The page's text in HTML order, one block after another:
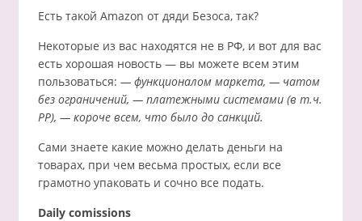
Есть такой Amazon от дяди Безоса, так?
Некоторые из вас находятся не в РФ, и вот для вас
есть хорошая новость — вы можете всем этим
пользоваться: — функционалом маркета, — чатом
без ограничений, — платежными системами (в т.ч.
PP), — короче всем, что было до санкций.
Сами знаете какие можно делать деньги на
товарах, при чем весьма простых, если все
грамотно упаковать и сочно все подать.
Daily comissions